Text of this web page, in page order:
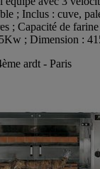
; Inclus : cuve,
; Capacité de
; Dimension :
ardt - Paris